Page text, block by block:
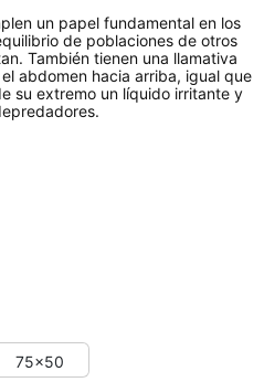
un papel fundamental en los
de poblaciones de otros
También tienen una llamativa
abdomen hacia arriba, igual que
su extremo un líquido irritante y
75x50